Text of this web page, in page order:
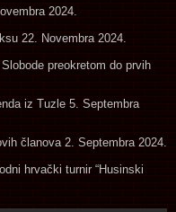
2024.
22. Novembra 2024.
preokretom do prvih
iz Tuzle 5. Septembra
članova 2. Septembra 2024.
hrvački turnir “Husinski